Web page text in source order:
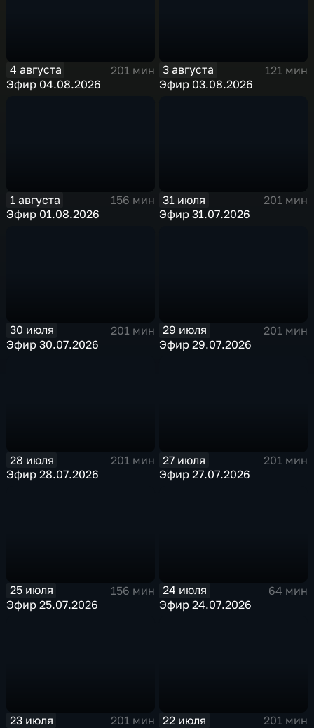
4 августа
201 мин
Эфир 04.08.2026
3 августа
121 мин
Эфир 03.08.2026
1 августа
156 мин
Эфир 01.08.2026
31 июля
201 мин
Эфир 31.07.2026
30 июля
201 мин
Эфир 30.07.2026
29 июля
201 мин
Эфир 29.07.2026
28 июля
201 мин
Эфир 28.07.2026
27 июля
201 мин
Эфир 27.07.2026
25 июля
156 мин
Эфир 25.07.2026
24 июля
64 мин
Эфир 24.07.2026
23 июля
201 мин
22 июля
201 мин